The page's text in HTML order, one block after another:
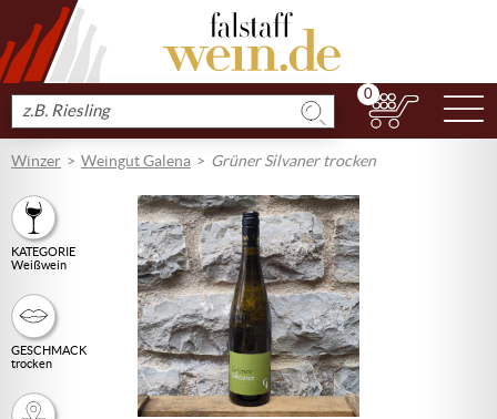
Produkt
suchen
0
Winzer Weingut Galena Grüner Silvaner trocken
KATEGORIE
Weißwein
GESCHMACK
trocken